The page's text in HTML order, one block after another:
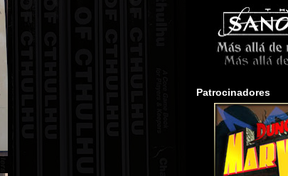
Patrocinadores